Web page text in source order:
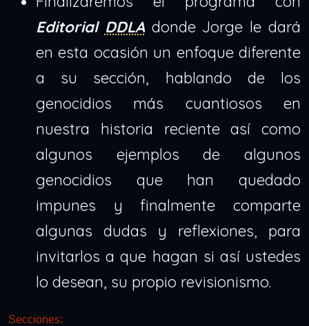
Editorial DDLA donde Jorge le dará
en esta ocasión un enfoque diferente
a su sección, hablando de los
genocidios más cuantiosos en
nuestra historia reciente así como
algunos ejemplos de algunos
genocidios que han quedado
impunes y finalmente comparte
algunas dudas y reflexiones, para
invitarlos a que hagan si así ustedes
lo desean, su propio revisionismo.
Secciones: